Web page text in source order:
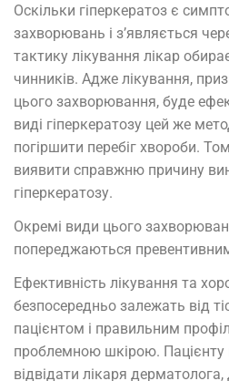
Оскільки гіперкератоз є
захворювань і з’являється
тактику лікування лікар
чинників. Адже лікування,
цього захворювання, буде
виді гіперкератозу цей же
погіршити перебіг хвороби.
виявити справжню причину
гіперкератозу.
Окремі види цього
попереджаються
Ефективність лікування та
безпосередньо залежать від
пацієнтом і правильним
проблемною шкірою. Пацієнту
відвідати лікаря